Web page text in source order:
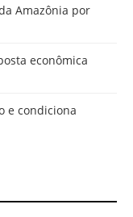
Amazônia por
econômica
e condiciona